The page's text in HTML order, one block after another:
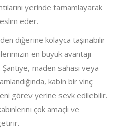
yerinde tamamlayarak
eder.
diğerine kolayca taşınabilir
en büyük avantajı
Şantiye, maden sahası veya
kabin bir vinç
görev yerine sevk edilebilir.
çok amaçlı ve